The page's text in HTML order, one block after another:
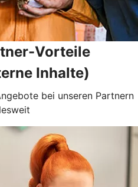
Vorteile
Inhalte)
bei unseren Partnern